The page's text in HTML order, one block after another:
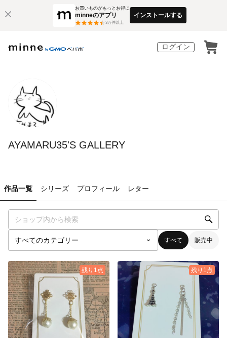
お買いものがもっとお得に
minneのアプリ
3万件以上
インストールする
ログイン
AYAMARU35'S GALLERY
作品一覧 シリーズ プロフィール レター
すべて 販売中
残り1点 残り1点